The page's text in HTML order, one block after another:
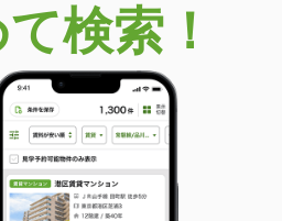
検索！